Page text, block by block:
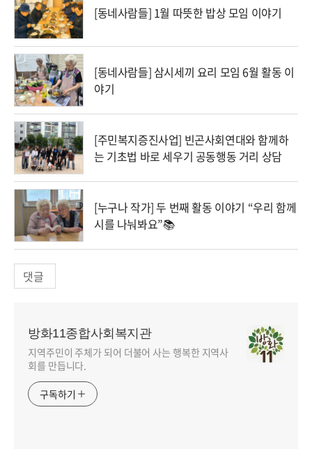
[동네사람들] 1월 따뜻한 밥상 모임 이야기
[동네사람들] 삼시세끼 요리 모임 6월 활동 이
야기
[주민복지증진사업] 빈곤사회연대와 함께하
는 기초법 바로 세우기 공동행동 거리 상담
[누구나 작가] 두 번째 활동 이야기 “우리 함께
시를 나눠봐요”📚
댓글
방화11종합사회복지관
지역주민이 주체가 되어 더불어 사는 행복한 지역사
회를 만듭니다.
구독하기